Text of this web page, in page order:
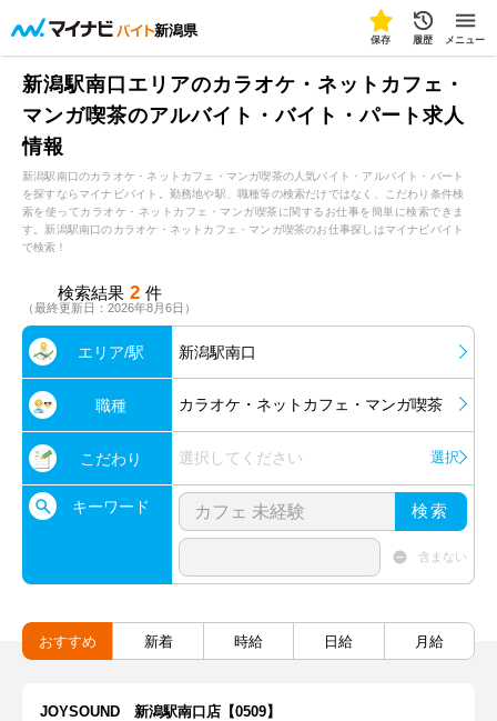
新潟県
保存 履歴 メニュー
新潟駅南口エリアのカラオケ・ネットカフェ・
マンガ喫茶のアルバイト・バイト・パート求人
情報
新潟駅南口のカラオケ・ネットカフェ・マンガ喫茶の人気バイト・アルバイト・パート
を探すならマイナビバイト。勤務地や駅、職種等の検索だけではなく、こだわり条件検
索を使ってカラオケ・ネットカフェ・マンガ喫茶に関するお仕事を簡単に検索できま
す。新潟駅南口のカラオケ・ネットカフェ・マンガ喫茶のお仕事探しはマイナビバイト
で検索！
検索結果 2 件
（最終更新日：2026年8月6日）
エリア/駅 新潟駅南口
職種 カラオケ・ネットカフェ・マンガ喫茶
こだわり 選択してください 選択
キーワード 検索
含まない
おすすめ 新着 時給 日給 月給
JOYSOUND 新潟駅南口店【0509】